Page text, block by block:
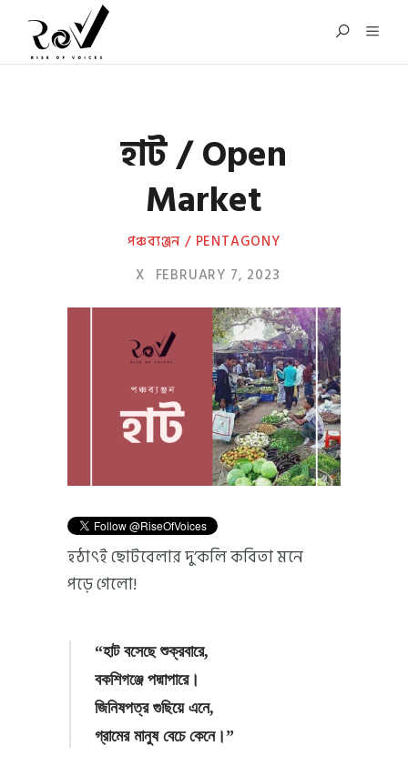
হাট / Open
Market
পঞ্চব্যঞ্জন / PENTAGONY
X FEBRUARY 7, 2023
হঠাৎই ছোটবেলার দু’কলি কবিতা মনে
পড়ে গেলো!
“হাট বসেছে শুক্রবারে,
বকশিগঞ্জে পদ্মাপারে।
জিনিষপত্র গুছিয়ে এনে,
গ্রামের মানুষ বেচে কেনে।”